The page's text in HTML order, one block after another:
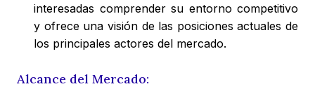
interesadas comprender su entorno competitivo
y ofrece una visión de las posiciones actuales de
los principales actores del mercado.
Alcance del Mercado: